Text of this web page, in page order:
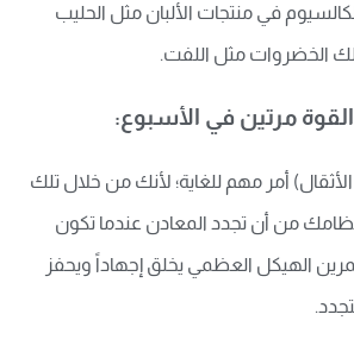
في منتجات الألبان مثل الحليب
الخضروات مثل اللفت.
أمر مهم للغاية؛ لأنك من خلال تلك
عظامك من أن تجدد المعادن عندما تكون
الهيكل العظمي يخلق إجهاداً ويحفز